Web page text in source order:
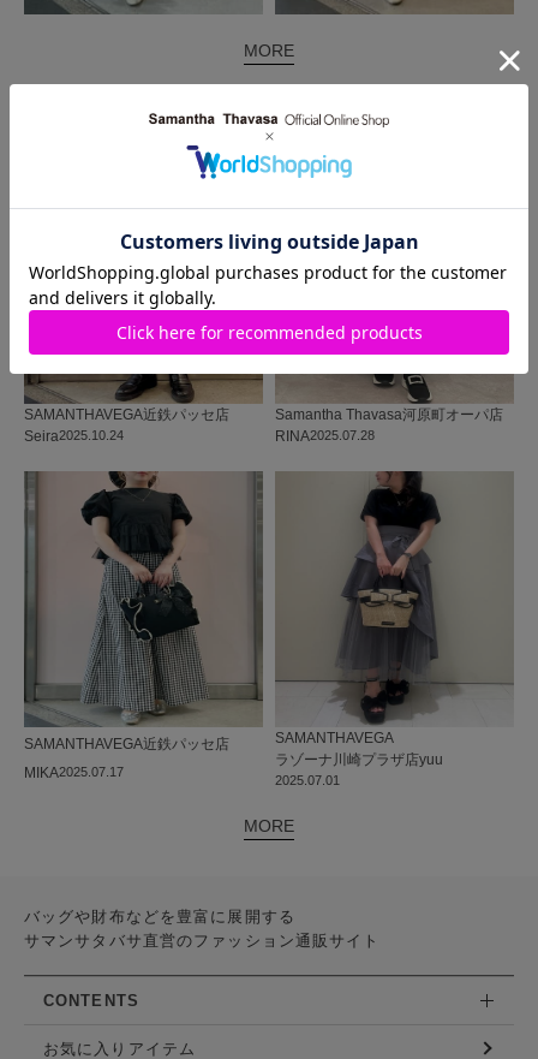
MORE
同じ商品を使った コーディネート
2025.10.24
SAMANTHAVEGA近鉄パッセ店
Seira
2025.07.28
Samantha Thavasa河原町オーパ店
RINA
2025.07.17
SAMANTHAVEGA近鉄パッセ店
MIKA
2025.07.01
SAMANTHAVEGA
ラゾーナ川崎プラザ店yuu
MORE
バッグや財布などを豊富に展開する
サマンサタバサ直営のファッション通販サイト
CONTENTS
お気に入りアイテム